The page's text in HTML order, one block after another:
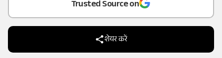
Trusted Source on
शेयर करें